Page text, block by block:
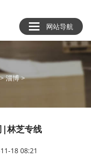
网站导航
淄博>
|林芝专线
18 08:21